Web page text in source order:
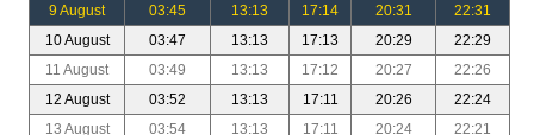
9 August
03:45 13:13 17:14 20:31
22:31
10 August
03:47 13:13 17:13 20:29
22:29
11 August
03:49 13:13 17:12 20:27
22:26
12 August
03:52 13:13 17:11 20:26
22:24
13 August
03:54 13:13 17:11 20:24 22:21